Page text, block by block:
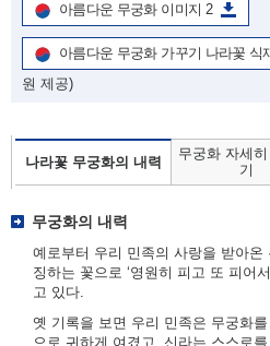
아름다운 무궁화 이미지 2
아름다운 무궁화 가꾸기 나라꽃 식
원 제공)
나라꽃 무궁화의 내력
무궁화 자세
기
무궁화의 내력
예로부터 우리 민족의 사랑을 받아
징하는 꽃으로 ‘영원히 피고 또 피어
고 있다.
옛 기록을 보면 우리 민족은 무궁화
으로 귀하게 여겼고, 신라는 스스로를